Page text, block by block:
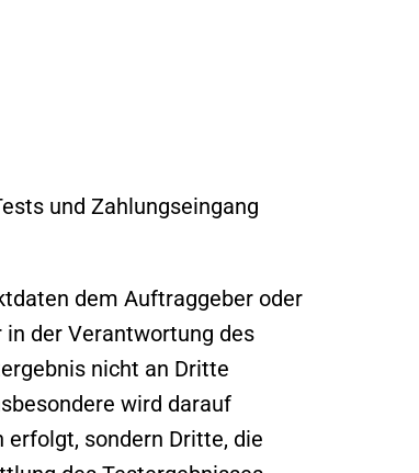
und Zahlungseingang
dem Auftraggeber oder
der Verantwortung des
nicht an Dritte
wird darauf
sondern Dritte, die